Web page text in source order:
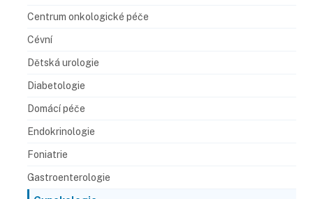
Centrum onkologické péče
Cévní
Dětská urologie
Diabetologie
Domácí péče
Endokrinologie
Foniatrie
Gastroenterologie